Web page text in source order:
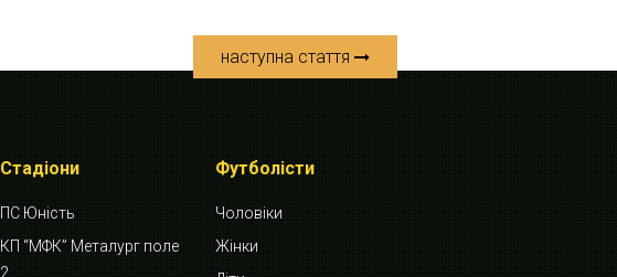
наступна стаття
Стадіони
ПС Юність
КП “МФК” Металург поле
2
Футболісти
Чоловіки
Жінки